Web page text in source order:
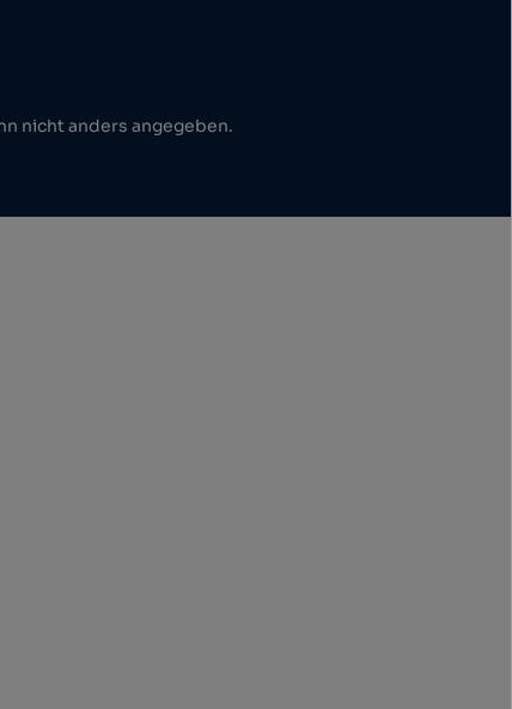
nicht anders angegeben.